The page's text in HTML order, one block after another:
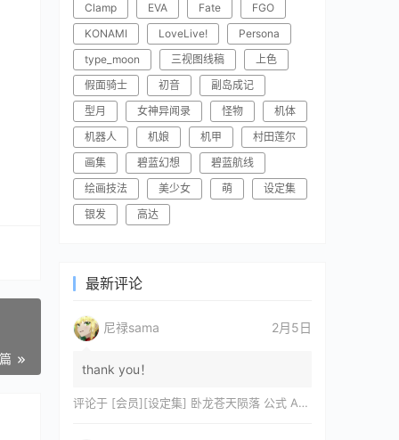
Clamp EVA Fate
FGO
KONAMI
LoveLive!
Persona
type_moon
三视图线稿
上色
假面骑士
初音
副岛成记
型月
女神异闻录 怪物
机体
机器人
机娘 机甲
村田莲尔
画集
碧蓝幻想
碧蓝航线
绘画技法
美少女 萌
设定集
银发
高达
最新评论
尼禄sama 2月5日
thank you！
评论于 [会员][设定集] 卧龙苍天陨落 公式 ARTWORKS[DL]